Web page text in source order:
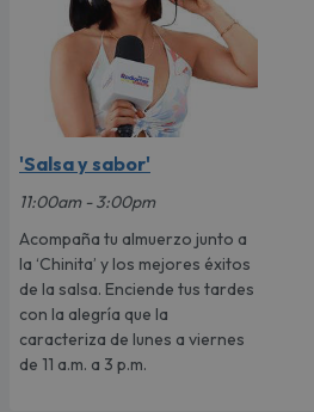
'Salsa y sabor'
11:00am - 3:00pm
Acompaña tu almuerzo junto a
la ‘Chinita’ y los mejores éxitos
de la salsa. Enciende tus tardes
con la alegría que la
caracteriza de lunes a viernes
de 11 a.m. a 3 p.m.